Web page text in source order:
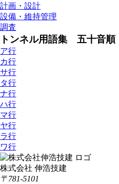
計画・設計
設備・維持管理
調査
トンネル用語集 五十音順
ア行
カ行
サ行
タ行
ナ行
ハ行
マ行
ヤ行
ラ行
ワ行
株式会社 伸浩技建
〒781-5101